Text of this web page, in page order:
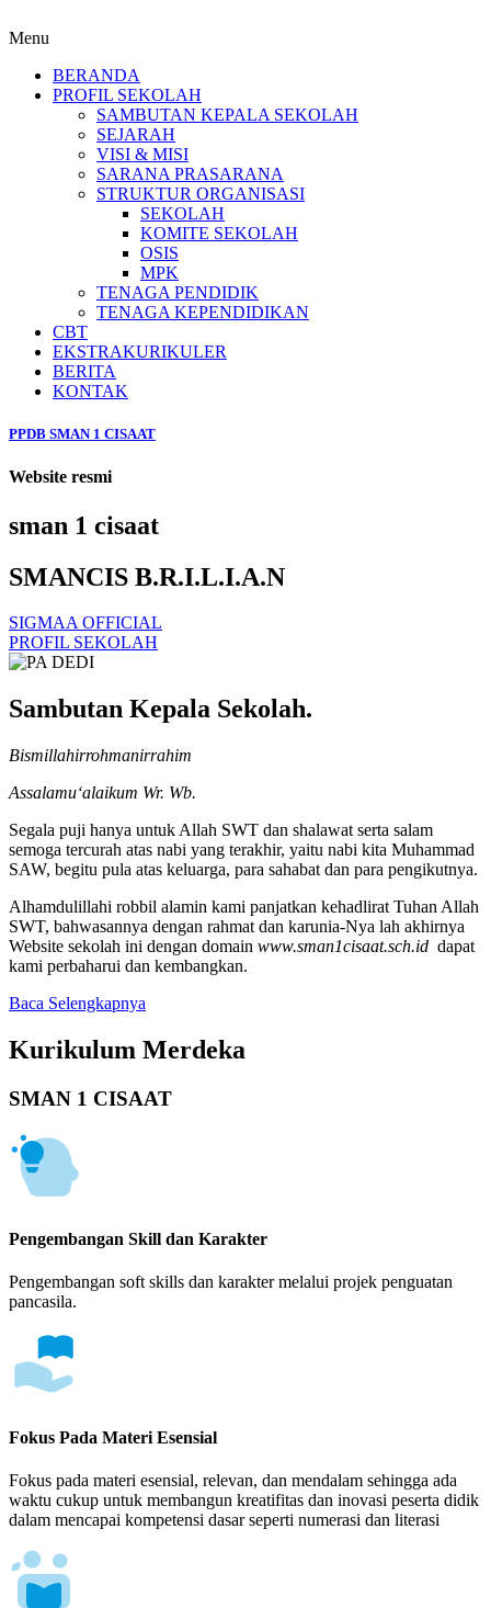
Menu
BERANDA
PROFIL SEKOLAH
SAMBUTAN KEPALA SEKOLAH
SEJARAH
VISI & MISI
SARANA PRASARANA
STRUKTUR ORGANISASI
SEKOLAH
KOMITE SEKOLAH
OSIS
MPK
TENAGA PENDIDIK
TENAGA KEPENDIDIKAN
CBT
EKSTRAKURIKULER
BERITA
KONTAK
PPDB SMAN 1 CISAAT
Website resmi
sman 1 cisaat
SMANCIS B.R.I.L.I.A.N
SIGMAA OFFICIAL
PROFIL SEKOLAH
Sambutan Kepala Sekolah.
Bismillahirrohmanirrahim
Assalamu‘alaikum Wr. Wb.
Segala puji hanya untuk Allah SWT dan shalawat serta salam
semoga tercurah atas nabi yang terakhir, yaitu nabi kita Muhammad
SAW, begitu pula atas keluarga, para sahabat dan para pengikutnya.
Alhamdulillahi robbil alamin kami panjatkan kehadlirat Tuhan Allah
SWT, bahwasannya dengan rahmat dan karunia-Nya lah akhirnya
Website sekolah ini dengan domain www.sman1cisaat.sch.id dapat
kami perbaharui dan kembangkan.
Baca Selengkapnya
Kurikulum Merdeka
SMAN 1 CISAAT
Pengembangan Skill dan Karakter
Pengembangan soft skills dan karakter melalui projek penguatan
pancasila.
Fokus Pada Materi Esensial
Fokus pada materi esensial, relevan, dan mendalam sehingga ada
waktu cukup untuk membangun kreatifitas dan inovasi peserta didik
dalam mencapai kompetensi dasar seperti numerasi dan literasi